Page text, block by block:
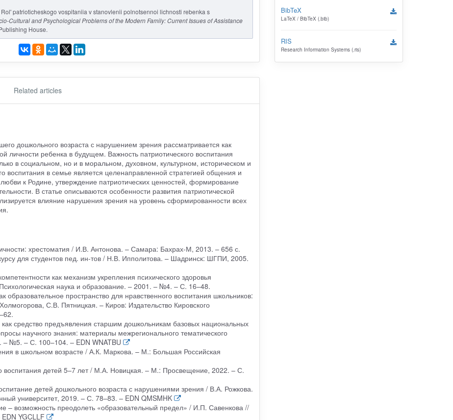
patrioticheskogo vospitaniia v stanovlenii polnotsennoi lichnosti rebenka s
Cultural and Psychological Problems of the Modern Family: Current Issues of Assistance
House.
Related articles
дошкольного возраста с нарушением зрения рассматривается как
ребенка в будущем. Важность патриотического воспитания
в социальном, но и в моральном, духовном, культурном, историческом и
воспитания в семье является целенаправленной стратегией общения и
к Родине, утверждение патриотических ценностей, формирование
В статье описываются особенности развития патриотической
влияние нарушения зрения на уровень сформированности всех
хрестоматия / И.В. Антонова. – Самара: Бахрах-М, 2013. – 656 с.
для студентов пед. ин-тов / Н.В. Ипполитова. – Шадринск: ШГПИ, 2005.
как механизм укрепления психического здоровья
наука и образование. – 2001. – №4. – С. 16–48.
образовательное пространство для нравственного воспитания школьников:
С.В. Пятницкая. – Киров: Издательство Кировского
средство предъявления старшим дошкольникам базовых национальных
научного знания: материалы межрегионального тематического
№5. – С. 100–104. – EDN WNATBU
в школьном возрасте / А.К. Маркова. – М.: Большая Российская
воспитания детей 5–7 лет / М.А. Новицкая. – М.: Просвещение, 2022. – С.
детей дошкольного возраста с нарушениями зрения / В.А. Рожкова.
университет, 2019. – С. 78–83. – EDN QMSMHK
– возможность преодолеть «образовательный предел» / И.П. Савенкова //
YGCLLF
BibTeX
LaTeX / BibTeX (.bib)
RIS
Research Information Systems (.ris)